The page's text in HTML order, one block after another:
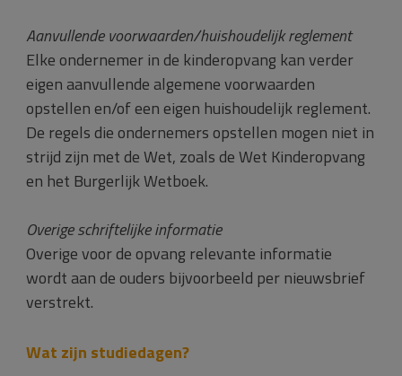
Aanvullende voorwaarden/huishoudelijk reglement
Elke ondernemer in de kinderopvang kan verder
eigen aanvullende algemene voorwaarden
opstellen en/of een eigen huishoudelijk reglement.
De regels die ondernemers opstellen mogen niet in
strijd zijn met de Wet, zoals de Wet Kinderopvang
en het Burgerlijk Wetboek.
Overige schriftelijke informatie
Overige voor de opvang relevante informatie
wordt aan de ouders bijvoorbeeld per nieuwsbrief
verstrekt.
Wat zijn studiedagen?